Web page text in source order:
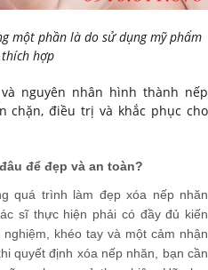
một phần là do sử dụng mỹ phẩm
hợp
nguyên nhân hình thành nếp
chặn, điều trị và khắc phục cho
để đẹp và an toàn?
quá trình làm đẹp xóa nếp nhăn
sĩ thực hiện phải có đầy đủ kiến
khéo tay và một cảm nhận
quyết định xóa nếp nhăn, bạn cần